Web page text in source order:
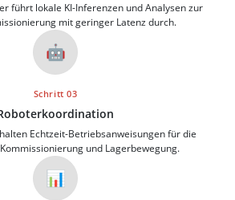
führt lokale KI-Inferenzen und Analysen zur
mit geringer Latenz durch.
🤖
Schritt 03
Echtzeit-Betriebsanweisungen für die
und Lagerbewegung.
📊